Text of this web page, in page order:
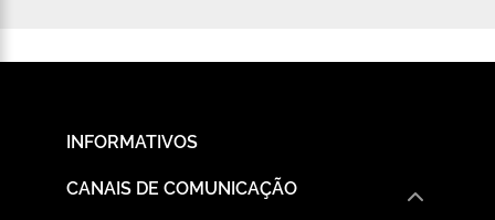
INFORMATIVOS
CANAIS DE COMUNICAÇÃO